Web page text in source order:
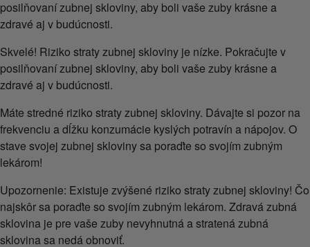
posilňovaní zubnej skloviny, aby boli vaše zuby krásne a
zdravé aj v budúcnosti.
Skvelé! Riziko straty zubnej skloviny je nízke. Pokračujte v
posilňovaní zubnej skloviny, aby boli vaše zuby krásne a
zdravé aj v budúcnosti.
Máte stredné riziko straty zubnej skloviny. Dávajte si pozor na
frekvenciu a dĺžku konzumácie kyslých potravín a nápojov. O
stave svojej zubnej skloviny sa poraďte so svojím zubným
lekárom!
Upozornenie: Existuje zvýšené riziko straty zubnej skloviny! Čo
najskôr sa poraďte so svojím zubným lekárom. Zdravá zubná
sklovina je pre vaše zuby nevyhnutná a stratená zubná
sklovina sa nedá obnoviť.